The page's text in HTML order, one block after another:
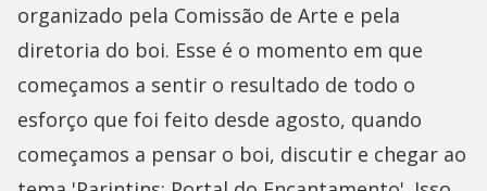
organizado pela Comissão de Arte e pela
diretoria do boi. Esse é o momento em que
começamos a sentir o resultado de todo o
esforço que foi feito desde agosto, quando
começamos a pensar o boi, discutir e chegar ao